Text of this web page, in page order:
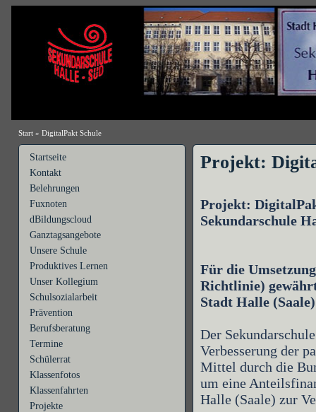
Start» DigitalPakt Schule
Startseite
Kontakt
Belehrungen
Fuxnoten
dBildungscloud
Ganztagsangebote
Unsere Schule
Produktives Lernen
Unser Kollegium
Schulsozialarbeit
Prävention
Berufsberatung
Termine
Schülerrat
Klassenfotos
Klassenfahrten
Projekte
Projekt:
Projekt:
Sekundarschule
Für die
Richtlinie)
Stadt Halle
Der
Verbesserung der
Mittel durch die
um eine
Halle (Saale) zur